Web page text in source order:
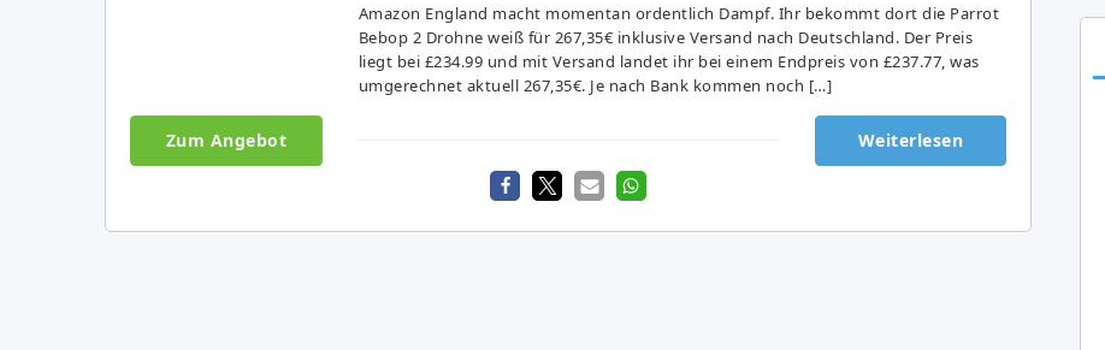
Amazon England macht momentan ordentlich Dampf. Ihr bekommt dort die Parrot
Bebop 2 Drohne weiß für 267,35€ inklusive Versand nach Deutschland. Der Preis
liegt bei £234.99 und mit Versand landet ihr bei einem Endpreis von £237.77, was
umgerechnet aktuell 267,35€. Je nach Bank kommen noch […]
Zum Angebot Weiterlesen